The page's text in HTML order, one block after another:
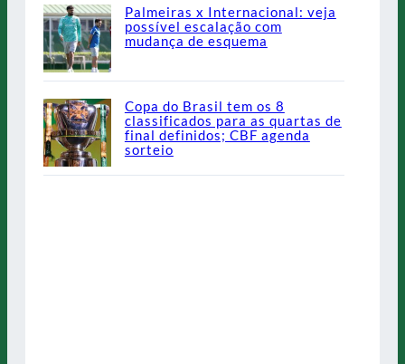
Palmeiras x Internacional: veja
possível escalação com
mudança de esquema
Copa do Brasil tem os 8
classificados para as quartas de
final definidos; CBF agenda
sorteio